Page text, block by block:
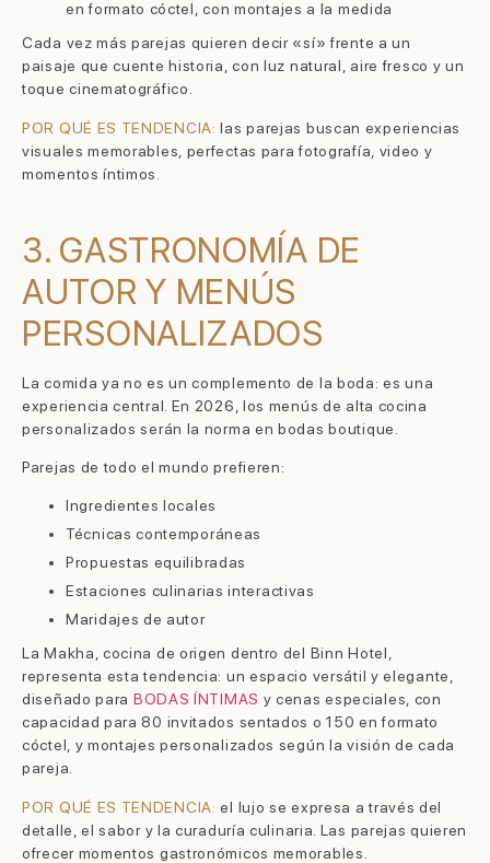
en formato cóctel, con montajes a la medida
Cada vez más parejas quieren decir «sí» frente a un
paisaje que cuente historia, con luz natural, aire fresco y un
toque cinematográfico.
POR QUÉ ES TENDENCIA: las parejas buscan experiencias
visuales memorables, perfectas para fotografía, video y
momentos íntimos.
3. GASTRONOMÍA DE
AUTOR Y MENÚS
PERSONALIZADOS
La comida ya no es un complemento de la boda: es una
experiencia central. En 2026, los menús de alta cocina
personalizados serán la norma en bodas boutique.
Parejas de todo el mundo prefieren:
Ingredientes locales
Técnicas contemporáneas
Propuestas equilibradas
Estaciones culinarias interactivas
Maridajes de autor
La Makha, cocina de origen dentro del Binn Hotel,
representa esta tendencia: un espacio versátil y elegante,
diseñado para BODAS ÍNTIMAS y cenas especiales, con
capacidad para 80 invitados sentados o 150 en formato
cóctel, y montajes personalizados según la visión de cada
pareja.
POR QUÉ ES TENDENCIA: el lujo se expresa a través del
detalle, el sabor y la curaduría culinaria. Las parejas quieren
ofrecer momentos gastronómicos memorables.